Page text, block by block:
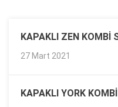
KAPAKLI ZEN KOMBI
27 Mart 2021
KAPAKLI YORK